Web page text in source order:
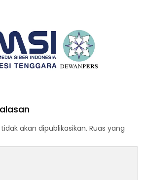
akan dipublikasikan. Ruas yang